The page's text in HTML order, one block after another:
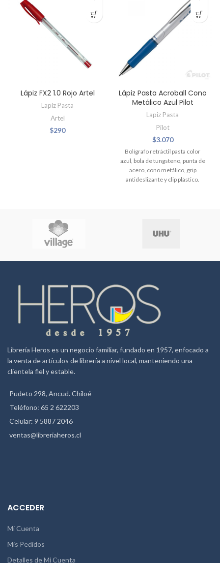
Lápiz FX2 1.0 Rojo Artel
Lapiz Pasta
Artel
$290
Lápiz Pasta Acroball Cono
Metálico Azul Pilot
Lapiz Pasta
Pilot
$3.070
Bolígrafo retráctil pasta color
azul, bola de tungsteno, punta de
acero, cono metálico, grip
antideslizante y clip plástico.
Librería Heros es un negocio familiar, fundado en 1957, enfocado a
la venta de artículos de librería a nivel local, manteniendo una
clientela fiel y estable.
Pudeto 298, Ancud. Chiloé
Teléfono: 65 2 622203
Celular: 9 5887 2046
ventas@libreriaheros.cl
ACCEDER
Mi Cuenta
Mis Pedidos
Detalles de Mi Cuenta